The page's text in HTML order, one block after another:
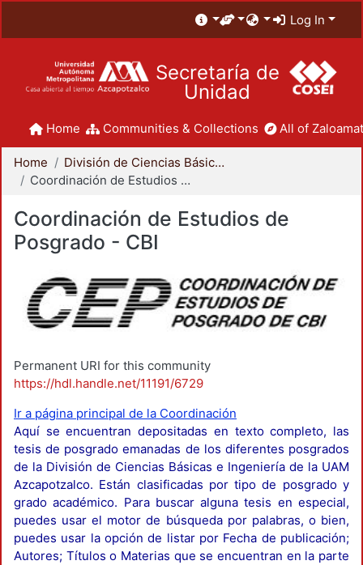
Log In
Secretaría de
Unidad
Home Communities & Collections All of
Home
División de Ciencias Básicas e Ingeniería
Coordinación de Estudios de Posgrado - CBI
Coordinación de Estudios de
Posgrado - CBI
Permanent URI for this community
https://hdl.handle.net/11191/6729
Ir a página principal de la Coordinación
Aquí se encuentran depositadas en texto completo, las
tesis de posgrado emanadas de los diferentes posgrados
de la División de Ciencias Básicas e Ingeniería de la UAM
Azcapotzalco. Están clasificadas por tipo de posgrado y
grado académico. Para buscar alguna tesis en especial,
puedes usar el motor de búsqueda por palabras, o bien,
puedes usar la opción de listar por Fecha de publicación;
Autores; Títulos o Materias que se encuentran en la parte